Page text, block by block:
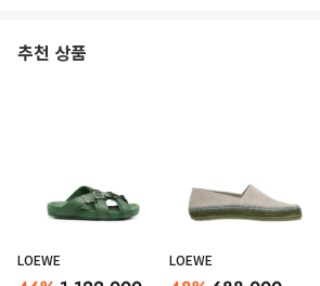
추천 상품
LOEWE LOEWE